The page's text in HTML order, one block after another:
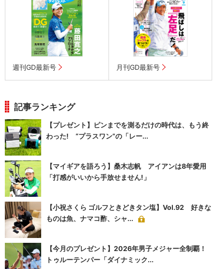
週刊GD最新号 月刊GD最新号
記事ランキング
【プレゼント】ピンまでを測るだけの時代は、もう終
わった! “プラスワン”の「レー...
【マイギアを語ろう】桑木志帆 アイアンは8年愛用
「打感がいいから手放せません!」
【小祝さくら ゴルフときどきタン塩】Vol.92 好きな
ものは魚、ナマコ酢、シャ...
【今月のプレゼント】2026年男子メジャー全制覇！
トゥルーテンパー「ダイナミック...